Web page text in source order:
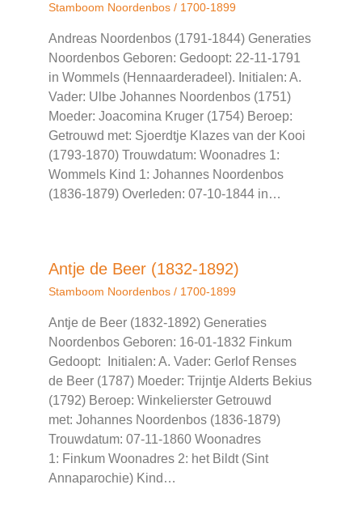
Stamboom Noordenbos / 1700-1899
Andreas Noordenbos (1791-1844) Generaties
Noordenbos Geboren: Gedoopt: 22-11-1791
in Wommels (Hennaarderadeel). Initialen: A.
Vader: Ulbe Johannes Noordenbos (1751)
Moeder: Joacomina Kruger (1754) Beroep:
Getrouwd met: Sjoerdtje Klazes van der Kooi
(1793-1870) Trouwdatum: Woonadres 1:
Wommels Kind 1: Johannes Noordenbos
(1836-1879) Overleden: 07-10-1844 in…
Antje de Beer (1832-1892)
Stamboom Noordenbos / 1700-1899
Antje de Beer (1832-1892) Generaties
Noordenbos Geboren: 16-01-1832 Finkum
Gedoopt: Initialen: A. Vader: Gerlof Renses
de Beer (1787) Moeder: Trijntje Alderts Bekius
(1792) Beroep: Winkelierster Getrouwd
met: Johannes Noordenbos (1836-1879)
Trouwdatum: 07-11-1860 Woonadres
1: Finkum Woonadres 2: het Bildt (Sint
Annaparochie) Kind…